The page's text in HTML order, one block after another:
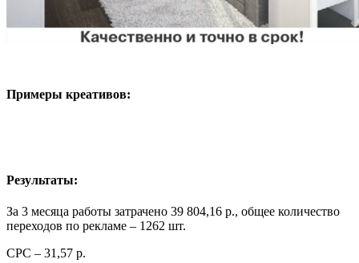
Примеры креативов:
Результаты:
За 3 месяца работы затрачено 39 804,16 р., общее количество
переходов по рекламе – 1262 шт.
СРС – 31,57 р.